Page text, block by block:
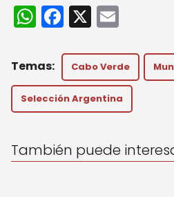
W
h
a
ts
A
p
F
a
c
e
b
o
k
X
ai
l
Cabo Verde
Selección Argentina
También puede